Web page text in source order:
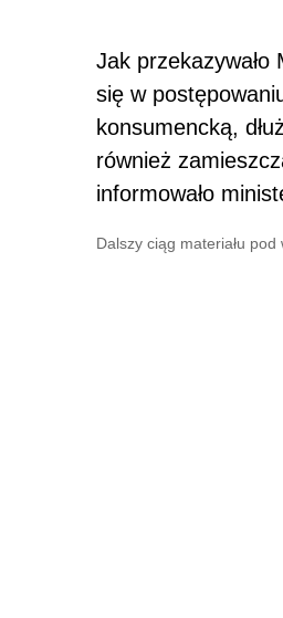
Jak
się w
konsumencką,
również
informowało
Dalszy ciąg materiału pod